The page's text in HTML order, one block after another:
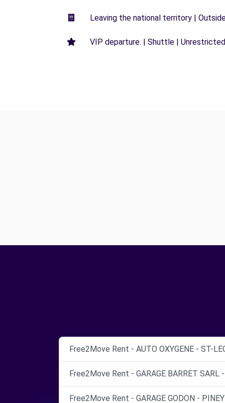
Leaving the national territory |
VIP departure. | Shuttle |
Free2Move Rent - AUTO OXYGENE - ST-
Free2Move Rent - GARAGE BARRET SARL
Free2Move Rent - GARAGE GODON -